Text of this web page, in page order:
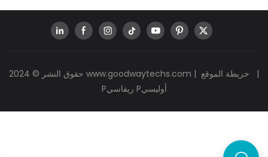
www.goodwaytechs.com |
|
Pريفاسي Pأوليسي